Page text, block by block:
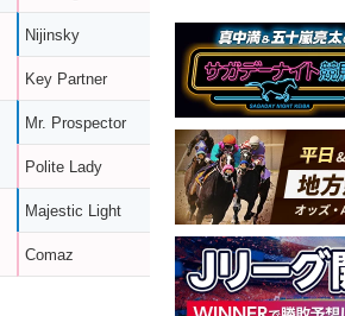
Nijinsky
Key Partner
Mr. Prospector
Polite Lady
Majestic Light
Comaz